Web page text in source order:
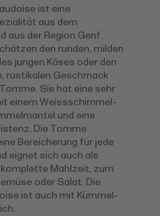
ist eine
aus dem
aus der Region Genf.
den runden, milden
jungen Käses oder den
rustikalen Geschmack
Sie hat eine sehr
einem Weissschimmel-
und eine
Die Tomme
Bereicherung für jede
eignet sich auch als
Mahlzeit, zum
oder Salat. Die
ist auch mit Kümmel-